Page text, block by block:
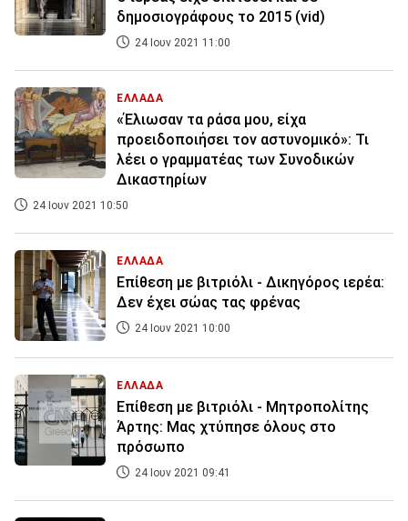
δημοσιογράφους το 2015 (vid)
24 Ιουν 2021 11:00
ΕΛΛΑΔΑ
«Έλιωσαν τα ράσα μου, είχα
προειδοποιήσει τον αστυνομικό»: Τι
λέει ο γραμματέας των Συνοδικών
Δικαστηρίων
24 Ιουν 2021 10:50
ΕΛΛΑΔΑ
Επίθεση με βιτριόλι - Δικηγόρος ιερέα:
Δεν έχει σώας τας φρένας
24 Ιουν 2021 10:00
ΕΛΛΑΔΑ
Επίθεση με βιτριόλι - Μητροπολίτης
Άρτης: Μας χτύπησε όλους στο
πρόσωπο
24 Ιουν 2021 09:41